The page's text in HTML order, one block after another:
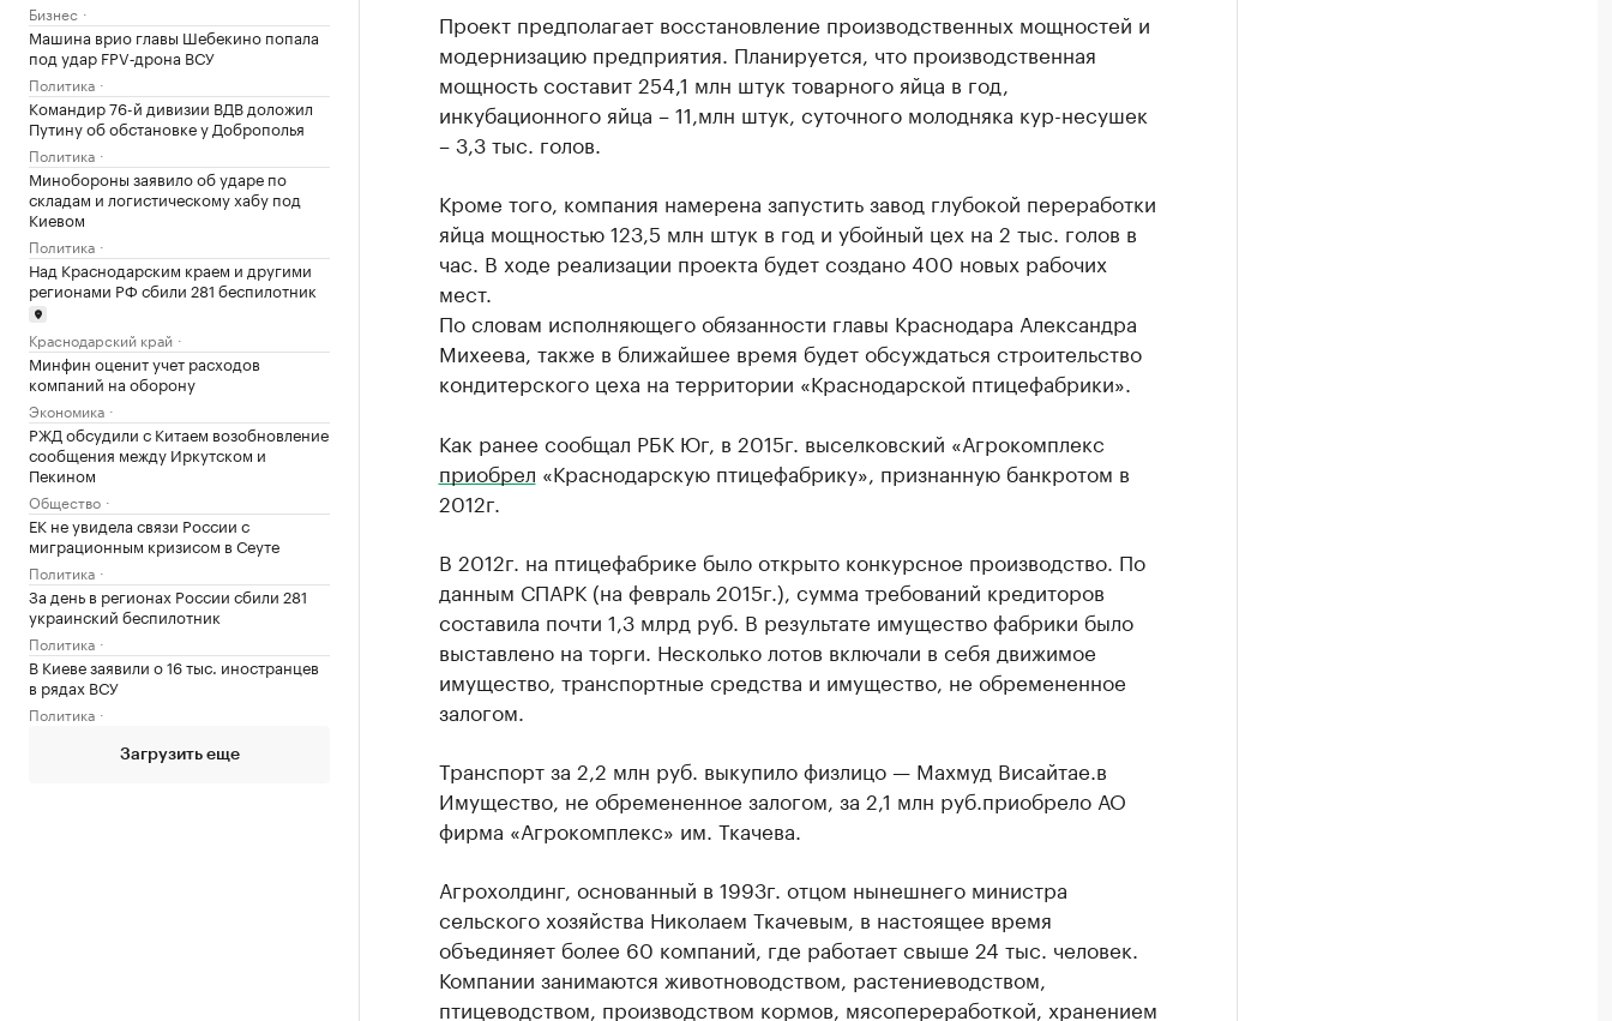
Бизнес
Машина врио главы Шебекино попала
под удар FPV‑дрона ВСУ
Политика
Командир 76-й дивизии ВДВ доложил
Путину об обстановке у Доброполья
Политика
Минобороны заявило об ударе по
складам и логистическому хабу под
Киевом
Политика
Над Краснодарским краем и другими
регионами РФ сбили 281 беспилотник
Краснодарский край
Минфин оценит учет расходов
компаний на оборону
Экономика
РЖД обсудили с Китаем возобновление
сообщения между Иркутском и
Пекином
Общество
ЕК не увидела связи России с
миграционным кризисом в Сеуте
Политика
За день в регионах России сбили 281
украинский беспилотник
Политика
В Киеве заявили о 16 тыс. иностранцев
в рядах ВСУ
Политика
Загрузить еще
Проект предполагает восстановление производственных мощностей и
модернизацию предприятия. Планируется, что производственная
мощность составит 254,1 млн штук товарного яйца в год,
инкубационного яйца – 11,млн штук, суточного молодняка кур-несушек
– 3,3 тыс. голов.
Кроме того, компания намерена запустить завод глубокой переработки
яйца мощностью 123,5 млн штук в год и убойный цех на 2 тыс. голов в
час. В ходе реализации проекта будет создано 400 новых рабочих
мест.
По словам исполняющего обязанности главы Краснодара Александра
Михеева, также в ближайшее время будет обсуждаться строительство
кондитерского цеха на территории «Краснодарской птицефабрики».
Как ранее сообщал РБК Юг, в 2015г. выселковский «Агрокомплекс
приобрел «Краснодарскую птицефабрику», признанную банкротом в
2012г.
В 2012г. на птицефабрике было открыто конкурсное производство. По
данным СПАРК (на февраль 2015г.), сумма требований кредиторов
составила почти 1,3 млрд руб. В результате имущество фабрики было
выставлено на торги. Несколько лотов включали в себя движимое
имущество, транспортные средства и имущество, не обремененное
залогом.
Транспорт за 2,2 млн руб. выкупило физлицо — Махмуд Висайтае.в
Имущество, не обремененное залогом, за 2,1 млн руб.приобрело АО
фирма «Агрокомплекс» им. Ткачева.
Агрохолдинг, основанный в 1993г. отцом нынешнего министра
сельского хозяйства Николаем Ткачевым, в настоящее время
объединяет более 60 компаний, где работает свыше 24 тыс. человек.
Компании занимаются животноводством, растениеводством,
птицеводством, производством кормов, мясопереработкой, хранением